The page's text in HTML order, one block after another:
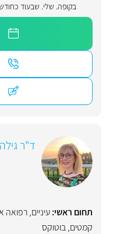
בקופה. שלי. שבעוד
ד"ר
תחום ראשי:עיניים,רפואה
קמטים,בוטוקס